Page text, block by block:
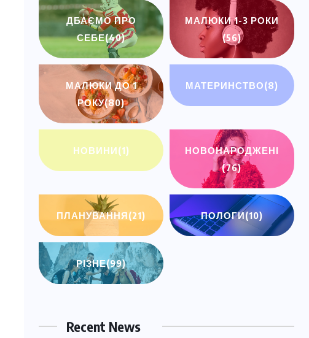
ДБАЄМО ПРО
СЕБЕ(40)
МАЛЮКИ 1-3 РОКИ
(56)
МАЛЮКИ ДО 1
РОКУ(80)
МАТЕРИНСТВО(8)
НОВИНИ(1)
НОВОНАРОДЖЕНІ
(76)
ПЛАНУВАННЯ(21) ПОЛОГИ(10)
РІЗНЕ(99)
Recent News